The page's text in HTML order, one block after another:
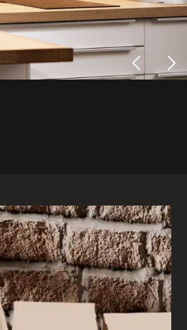
vereinbaren